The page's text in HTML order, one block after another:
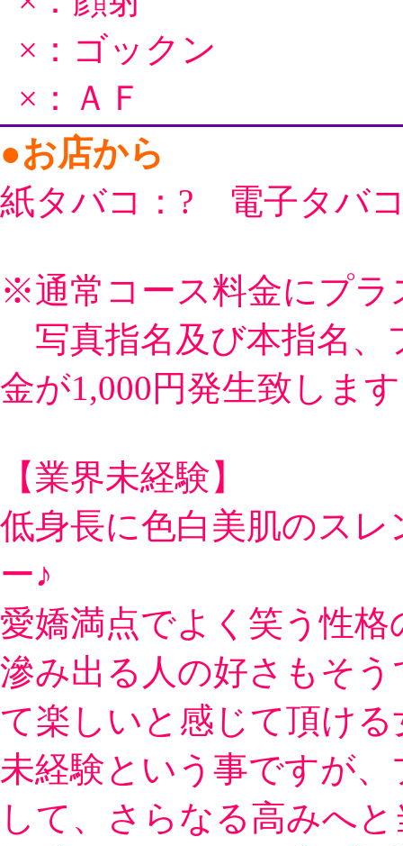
×：ゴックン
×：ＡＦ
●お店から
紙タバコ：? 電子タバ
※通常コース料金にプラ
写真指名及び本指名、
金が1,000円発生致しま
【業界未経験】
低身長に色白美肌のス
ー♪
愛嬌満点でよく笑う性
滲み出る人の好さもそ
て楽しいと感じて頂ける
未経験という事ですが
して、さらなる高みへ